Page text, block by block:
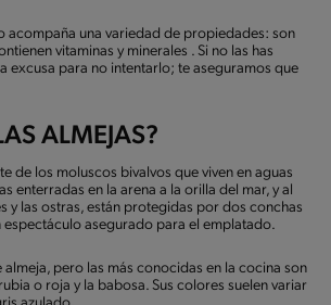
acompaña una variedad de propiedades: son
vitaminas y minerales . Si no las has
excusa para no intentarlo; te aseguramos que
ALMEJAS?
de los moluscos bivalvos que viven en aguas
enterradas en la arena a la orilla del mar, y al
y las ostras, están protegidas por dos conchas
espectáculo asegurado para el emplatado.
almeja, pero las más conocidas en la cocina son
o roja y la babosa. Sus colores suelen variar